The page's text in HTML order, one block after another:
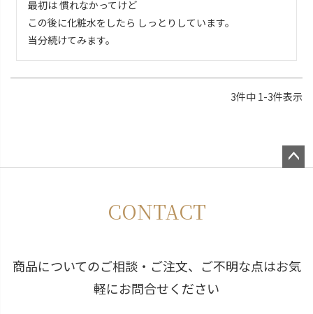
最初は 慣れなかってけど
この後に化粧水をしたら しっとりしています。
当分続けてみます。
3件中 1-3件表示
CONTACT
商品についてのご相談・ご注文、ご不明な点はお気
軽にお問合せください